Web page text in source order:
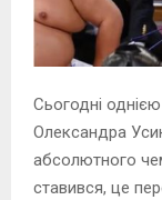
Сьогодні
Олександра
абсолютного
ставився, це